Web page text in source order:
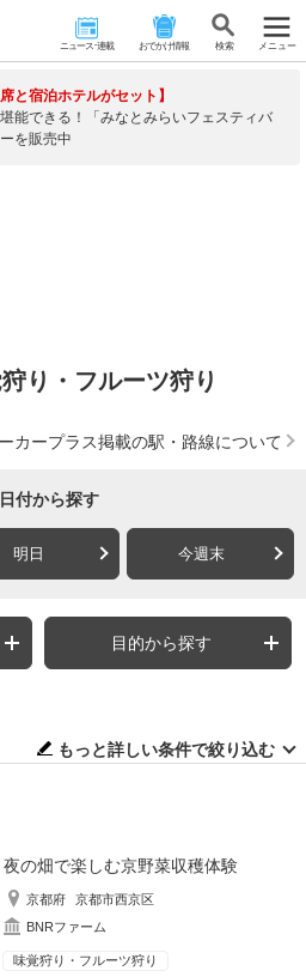
ニュース･連載 おでかけ情報 検 索 メニュー
と宿泊ホテルがセット】
能できる！「みなとみらいフェスティバ
を販売中
り・フルーツ狩り
カープラス掲載の駅・路線について
日付から探す
明日 今週末
目的から探す
もっと詳しい条件で絞り込む
夜の畑で楽しむ京野菜収穫体験
京都府
京都市西京区
BNRファーム
味覚狩り・フルーツ狩り